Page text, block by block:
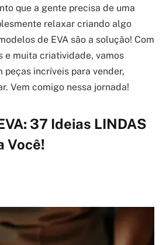
que a gente precisa de uma
relaxar criando algo
de EVA são a solução! Com
e muita criatividade, vamos
peças incríveis para vender,
Vem comigo nessa jornada!
37 Ideias LINDAS
Você!